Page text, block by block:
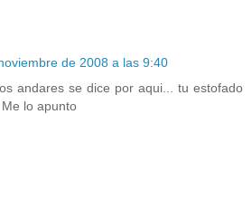
de 2008 a las 9:40
andares se dice por aqui... tu estofado
lo apunto